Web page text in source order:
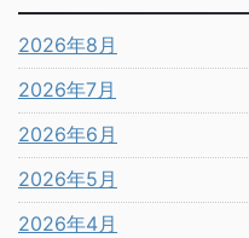
2026年8月
2026年7月
2026年6月
2026年5月
2026年4月